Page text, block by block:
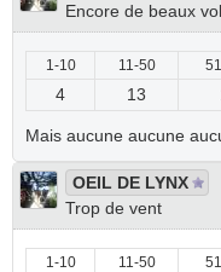
Encore de beaux
1-10 11-50
4 13
Mais aucune aucune
OEIL DE LYNX
Trop de vent
1-10 11-50